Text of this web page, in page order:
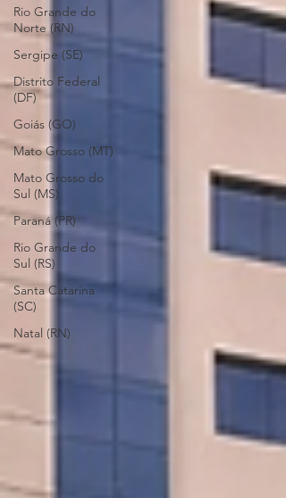
Rio Grande do
Norte (RN)
Sergipe (SE)
Distrito Federal
(DF)
Goiás (GO)
Mato Grosso (MT)
Mato Grosso do
Sul (MS)
Paraná (PR)
Rio Grande do
Sul (RS)
Santa Catarina
(SC)
Natal (RN)